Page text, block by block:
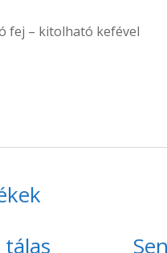
fej – kitolható kefével